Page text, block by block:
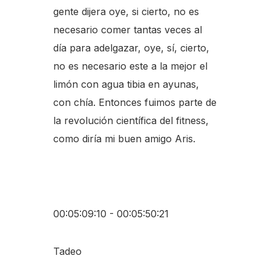
gente dijera oye, si cierto, no es
necesario comer tantas veces al
día para adelgazar, oye, sí, cierto,
no es necesario este a la mejor el
limón con agua tibia en ayunas,
con chía. Entonces fuimos parte de
la revolución científica del fitness,
como diría mi buen amigo Aris.
00:05:09:10 - 00:05:50:21
Tadeo